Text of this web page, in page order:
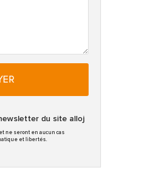
du site alloj
ne seront en aucun cas
et libertés.